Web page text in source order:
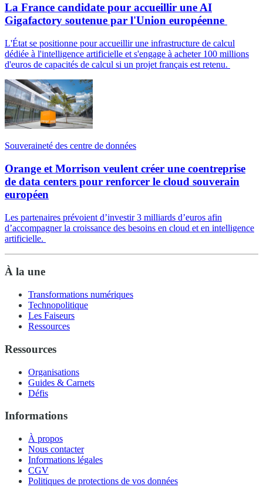
La France candidate pour accueillir une AI
Gigafactory soutenue par l'Union européenne
L'État se positionne pour accueillir une infrastructure de calcul
dédiée à l'intelligence artificielle et s'engage à acheter 100 millions
d'euros de capacités de calcul si un projet français est retenu.
Souveraineté des centre de données
Orange et Morrison veulent créer une coentreprise
de data centers pour renforcer le cloud souverain
européen
Les partenaires prévoient d’investir 3 milliards d’euros afin
d’accompagner la croissance des besoins en cloud et en intelligence
artificielle.
À la une
Transformations numériques
Technopolitique
Les Faiseurs
Ressources
Ressources
Organisations
Guides & Carnets
Défis
Informations
À propos
Nous contacter
Informations légales
CGV
Politiques de protections de vos données